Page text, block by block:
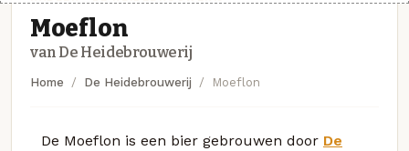
Moeflon
van De Heidebrouwerij
Home De Heidebrouwerij Moeflon
De Moeflon is een bier gebrouwen door De